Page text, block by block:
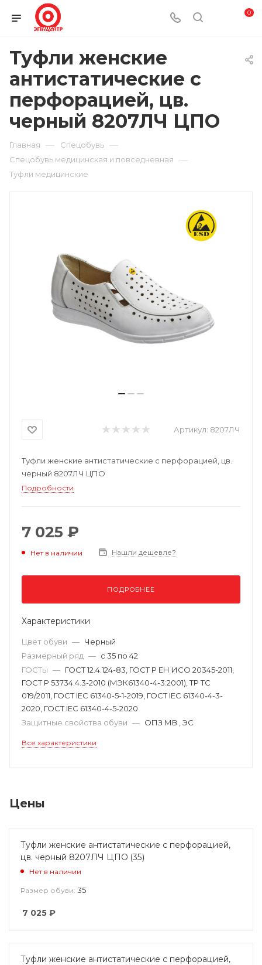
0
Туфли женские
антистатические с
перфорацией, цв.
черный 8207ЛЧ ЦПО
Главная — Спецобувь —
Спецобувь медицинская и повседневная —
Туфли медицинские
Артикул: 8207ЛЧ
Туфли женские антистатические с перфорацией, цв.
черный 8207ЛЧ ЦПО
Подробности
7 025 ₽
Нет в наличии Нашли дешевле?
ПОДРОБНЕЕ
Характеристики
Цвет обуви — Черный
Размерный ряд — с 35 по 42
ГОСТы — ГОСТ 12.4.124-83, ГОСТ Р ЕН ИСО 20345-2011,
ГОСТ Р 53734.4.3-2010 (МЭК61340-4-3:2001), ТР ТС
019/2011, ГОСТ IEC 61340-5-1-2019, ГОСТ IEC 61340-4-3-
2020, ГОСТ IEC 61340-4-5-2020
Защитные свойства обуви — ОПЗ МВ , ЭС
Все характеристики
Цены
Туфли женские антистатические с перфорацией,
цв. черный 8207ЛЧ ЦПО (35)
Нет в наличии
Размер обуви: 35
7 025 ₽
Туфли женские антистатические с перфорацией,